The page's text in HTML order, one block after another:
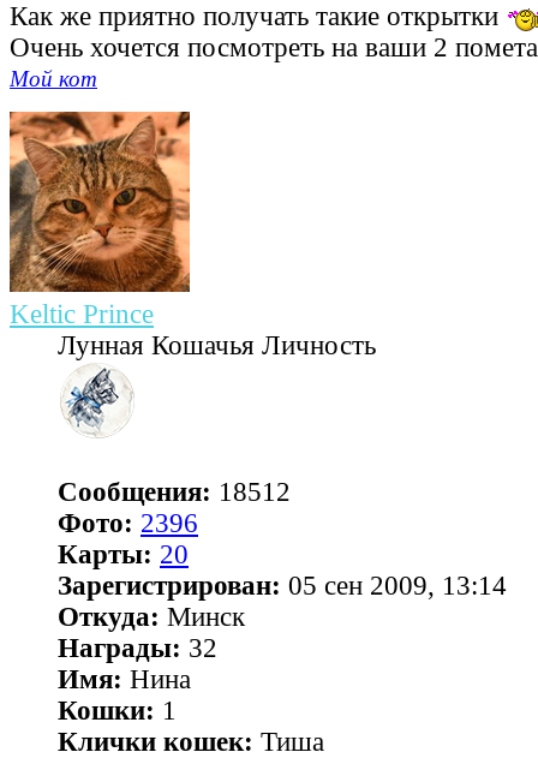
Как же приятно получать такие открытки
Очень хочется посмотреть на ваши 2
Мой кот
Keltic Prince
Лунная Кошачья Личность
Сообщения: 18512
Фото: 2396
Карты: 20
Зарегистрирован: 05 сен 2009, 13:14
Откуда: Минск
Награды: 32
Имя: Нина
Кошки: 1
Клички кошек: Тиша